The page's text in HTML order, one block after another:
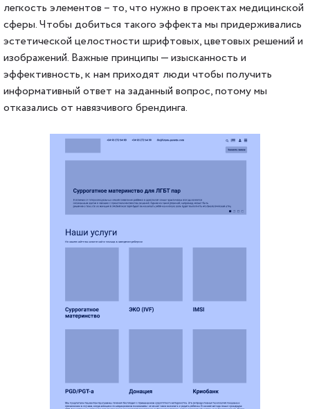
легкость элементов – то, что нужно в проектах медицинской
сферы. Чтобы добиться такого эффекта мы придерживались
эстетической целостности шрифтовых, цветовых решений и
изображений. Важные принципы — изысканность и
эффективность, к нам приходят люди чтобы получить
информативный ответ на заданный вопрос, потому мы
отказались от навязчивого брендинга.